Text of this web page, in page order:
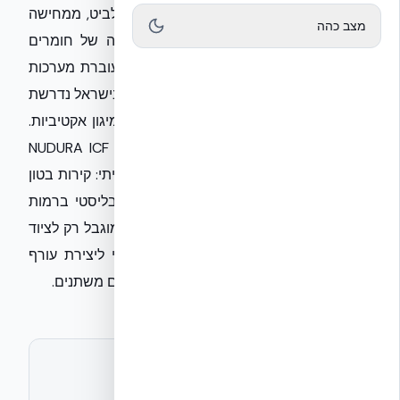
לידי ביטוי בעסקת הקסדות החכמות של אלביט, ממחישה
שמיגון ושרידות נשענים כיום על אינטגרציה של חומרים
מתקדמים ודיוק הנדסי. בדומה למהפכה שעוברת מערכות
הלחימה, גם זירת הבינוי הביטחוני והאזרחי בישראל נדרשת
לנטוש שיטות מסורתיות לטובת טכנולוגיות מיגון אקטיביות.
חברת EcoBuild, המטמיעה את טכנולוגיית NUDURA ICF
בישראל, מציעה מענה מקביל בשדה התשתיתי: קירות בטון
מזוין רציפים המשלבים בידוד תרמי ומיגון בליסטי ברמות
הגבוהות ביותר. אימוץ טכנולוגיות קצה אינו מוגבל רק לציוד
הקצה של הלוחם, אלא מהווה תנאי הכרחי ליצירת עורף
חסין ומבנים בעלי עמידות יוצאת דופן לאיומים משתנים.
מצב כהה